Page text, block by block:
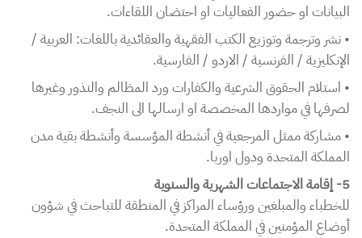
البيانات او حضور الفعاليات او احتضان اللقاءات.
• نشر وترجمة وتوزيع الكتب الفقهية والعقائدية باللغات: العربية /
الإنكليزية / الفرنسية / الاردو / الفارسية.
• استلام الحقوق الشرعية والكفارات ورد المظالم والنذور وغيرها
لصرفها في مواردها المخصصة او ارسالها الى النجف.
• مشاركة ممثل المرجعية في أنشطة المؤسسة وأنشطة بقية مدن
المملكة المتحدة ودول اوربا.
5- إقامة الاجتماعات الشهرية والسنوية
للخطباء والمبلغين ورؤساء المراكز في المنطقة للتباحث في شؤون
أوضاع المؤمنين في المملكة المتحدة.